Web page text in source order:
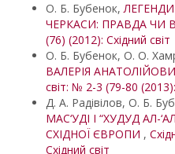
О. Б. Бубенок,
ЧЕРКАСИ: ПРАВДА ЧИ
(76) (2012): Східний світ
О. Б. Бубенок, О. О.
ВАЛЕРІЯ
світ: № 2-3 (79-80 (2013):
Д. А. Радівілов, О. Б.
МАС‘УДІ І “ХУДУД АЛ-
СХІДНОЇ ЄВРОПИ ,
Східний світ